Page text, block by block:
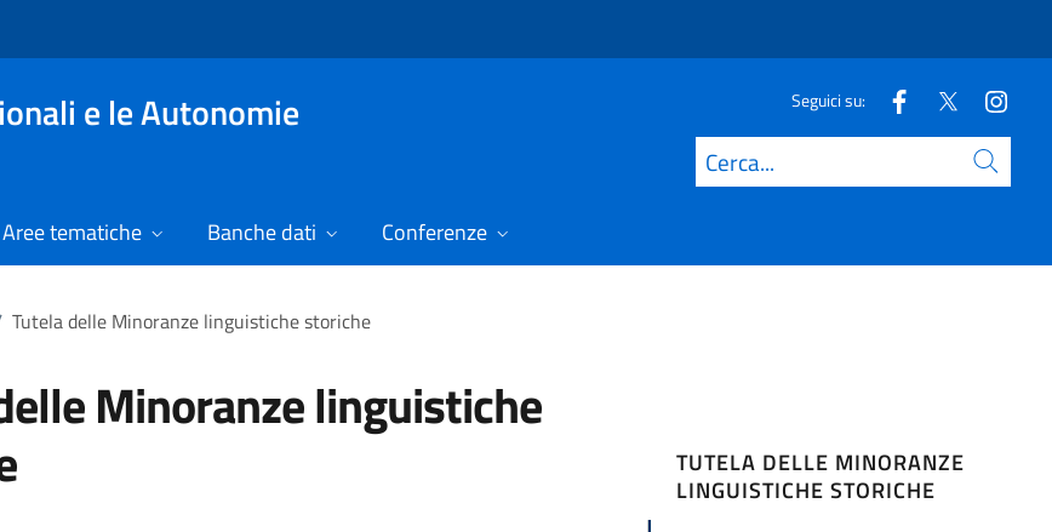
e le Autonomie Seguici su:
Cerca
Aree tematiche Banche dati Conferenze
Tutela delle Minoranze linguistiche storiche
Minoranze linguistiche
TUTELA DELLE MINORANZE
LINGUISTICHE STORICHE